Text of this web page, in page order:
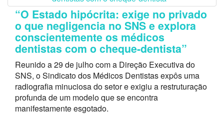
“O Estado hipócrita: exige no privado
o que negligencia no SNS e explora
conscientemente os médicos
dentistas com o cheque-dentista”
Reunido a 29 de julho com a Direção Executiva do
SNS, o Sindicato dos Médicos Dentistas expôs uma
radiografia minuciosa do setor e exigiu a restruturação
profunda de um modelo que se encontra
manifestamente esgotado.